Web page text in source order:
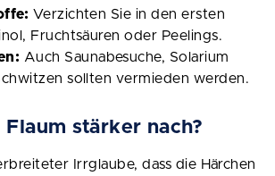
Verzichten Sie in den ersten
Fruchtsäuren oder Peelings.
Auch Saunabesuche, Solarium
sollten vermieden werden.
stärker nach?
Irrglaube, dass die Härchen